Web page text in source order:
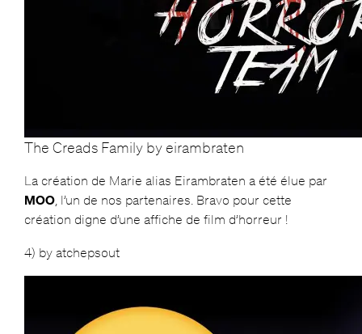
The Creads Family by eirambraten
La création de Marie alias Eirambraten a été élue par
MOO, l’un de nos partenaires. Bravo pour cette
création digne d’une affiche de film d’horreur !
4) by atchepsout